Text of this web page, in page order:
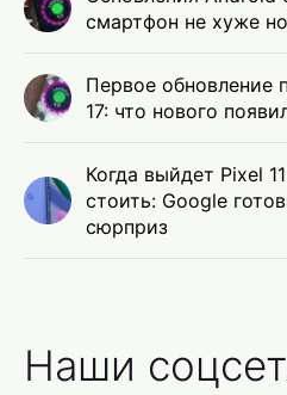
смартфон не хуже
Первое обновление
17: что нового
Когда выйдет Pixel
стоить: Google
сюрприз
Наши